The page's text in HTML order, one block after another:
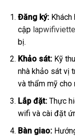
Đăng ký:Khách
cập
bị.
Khảo sát:Kỹ
nhà khảo sát vị
và thẩm mỹ cho
Lắp đặt:Thực
wifi và cài đặt
Bàn giao: